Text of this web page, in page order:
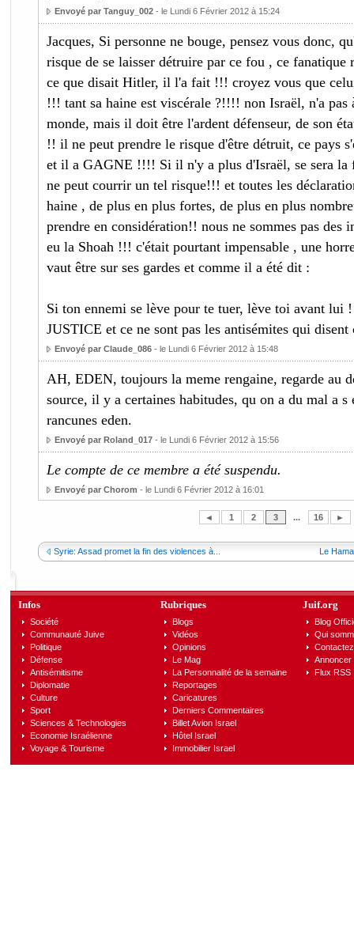
Envoyé par Tanguy_002- le Lundi 6 Février 2012 à 15:24
Jacques, Si personne ne bouge, pensez vous donc,
risque de se laisser détruire par ce fou , ce fanatique
ce que disait Hitler, il l'a fait !!! croyez vous que
!!! tant sa haine est viscérale ?!!!! non Israël, n'a pas
monde, mais il doit être l'ardent défenseur, de son
!! il ne peut prendre le risque d'être détruit, ce pays
et il a GAGNE !!!! Si il n'y a plus d'Israël, se sera
ne peut courrir un tel risque!!! et toutes les
haine , de plus en plus fortes, de plus en plus
prendre en considération!! nous ne sommes pas des
eu la Shoah !!! c'était pourtant impensable , une
vaut être sur ses gardes et comme il a été dit :
Si ton ennemi se lève pour te tuer, lève toi avant lui
JUSTICE et ce ne sont pas les antisémites qui
Envoyé par Claude_086- le Lundi 6 Février 2012 à 15:48
AH, EDEN, toujours la meme rengaine, regarde au
source, il y a certaines habitudes, qu on a du mal a s
rancunes eden.
Envoyé par Roland_017- le Lundi 6 Février 2012 à 15:56
Le compte de ce membre a été suspendu.
Envoyé par Chorom - le Lundi 6 Février 2012 à 16:01
◄ 1 2 3 ... 16 ►
Syrie: Assad promet la fin des violences à... Le
Infos
Société
Communauté Juive
Politique
Défense
Antisémitisme
Diplomatie
Culture
Sport
Sciences & Technologies
Economie Israélienne
Voyage & Tourisme
Rubriques
Blogs
Vidéos
Opinions
Le Mag
La Personnalité de la semaine
Reportages
Caricatures
Derniers Commentaires
Billet Avion Israel
Hôtel Israel
Immobilier Israel
Juif.org
Blog
Qui
Annoncer
Flux RSS